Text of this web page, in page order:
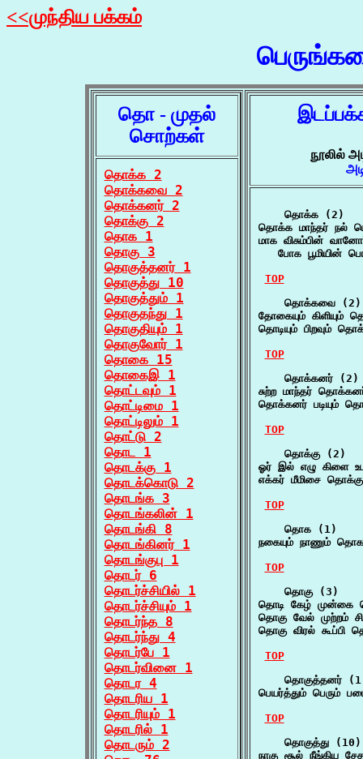
<<முந்திய பக்கம்
தொ - முதல்
சொற்கள்
தொக்க 2
தொக்கவை 2
தொக்கனர் 2
தொக்கு 2
தொக 1
தொகு 3
தொகுத்தனர் 1
தொகுத்து 10
தொகுத்தும் 1
தொகுதந்து 1
தொகுதியும் 1
தொகுவோர் 1
தொகை 15
தொகைஇ 1
தொட்டவும் 1
தொட்டிமை 1
தொட்டிலும் 1
தொட்டு 2
தொட 1
தொடக்கு 1
தொடக்கொடு 2
தொடங்க 3
தொடங்கலின் 1
தொடங்கி 8
தொடங்கினர் 1
தொடங்குபு 1
தொடர் 6
தொடர்ச்சியில் 1
தொடர்ச்சியும் 1
தொடர்ந்த 8
தொடர்ந்து 4
தொடர்பே 1
தொடர்வினை 1
தொடர 4
தொடரிய 1
தொடரியும் 1
தொடரில் 1
தொடரும் 2
நூலில்
    தொக்க (2)
தொக்க மாந்தர் நல்
மாக விசும்பின்
போக பூமியின்
TOP
    தொக்கவை (2)
தோகையும்
தொடியும் பிறவும்
TOP
    தொக்கனர் (2)
சுற்ற மாந்தர்
தொக்கனர் படியும்
TOP
    தொக்கு (2)
ஓர் இல் எழு கிளை
எக்கர் மீமிசை
TOP
    தொக (1)
நகையும் நாணும்
TOP
    தொகு (3)
தொடி கேழ் முன்கை
தொகு வேல் முற்றம்
தொகு விரல்
TOP
தொகுத்தனர்
பெயர்த்தும் பெரும்
TOP
    தொகுத்து (10)
நாகு சூல் நீங்கிய